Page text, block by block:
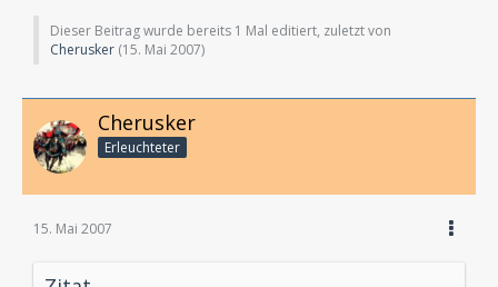
Dieser Beitrag wurde bereits 1 Mal editiert, zuletzt von
Cherusker (15. Mai 2007)
Cherusker
Erleuchteter
15. Mai 2007